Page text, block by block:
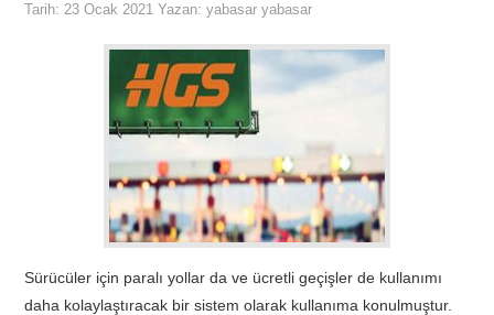
Tarih: 23 Ocak 2021 Yazan:yabasar yabasar
Sürücüler için paralı yollar da ve ücretli geçişler de kullanımı
daha kolaylaştıracak bir sistem olarak kullanıma konulmuştur.